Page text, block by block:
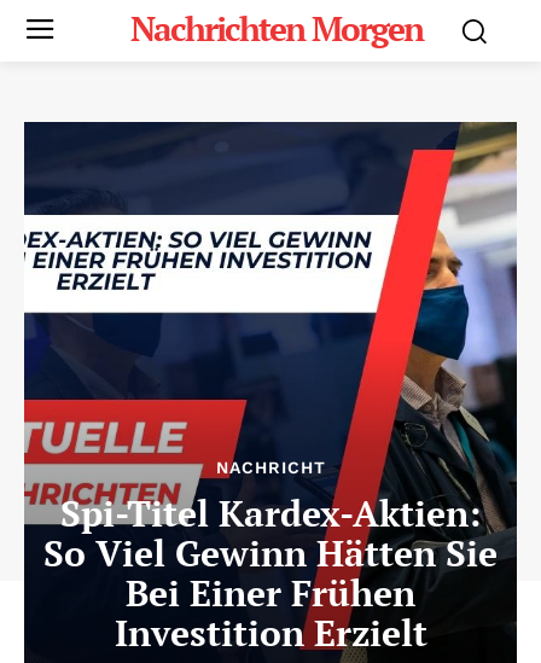
Nachrichten Morgen
NACHRICHT
Spi-Titel Kardex-Aktien:
So Viel Gewinn Hätten Sie
Bei Einer Frühen
Investition Erzielt